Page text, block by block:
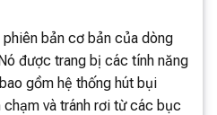
bản cơ bản của dòng
được trang bị các tính năng
gồm hệ thống hút bụi
và tránh rơi từ các bục